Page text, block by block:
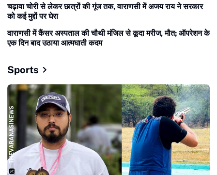
चढ़ावा चोरी से लेकर छात्रों की गूंज तक, वाराणसी में अजय राय ने सरकार
को कई मुद्दों पर घेरा
वाराणसी में कैंसर अस्पताल की चौथी मंजिल से कूदा मरीज, मौत; ऑपरेशन के
एक दिन बाद उठाया आत्मघाती कदम
Sports